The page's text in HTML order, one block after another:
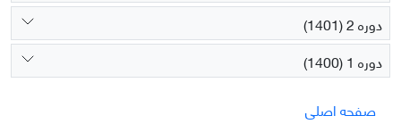
دوره 2 (1401)
دوره 1 (1400)
صفحه اصلی